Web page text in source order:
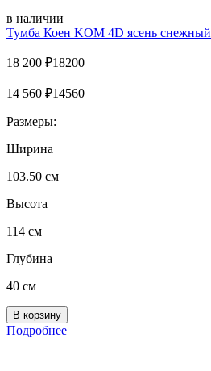
в наличии
Тумба Коен KOM 4D ясень снежный
18 200 ₽18200
14 560 ₽14560
Размеры:
Ширина
103.50 см
Высота
114 см
Глубина
40 см
Подробнее